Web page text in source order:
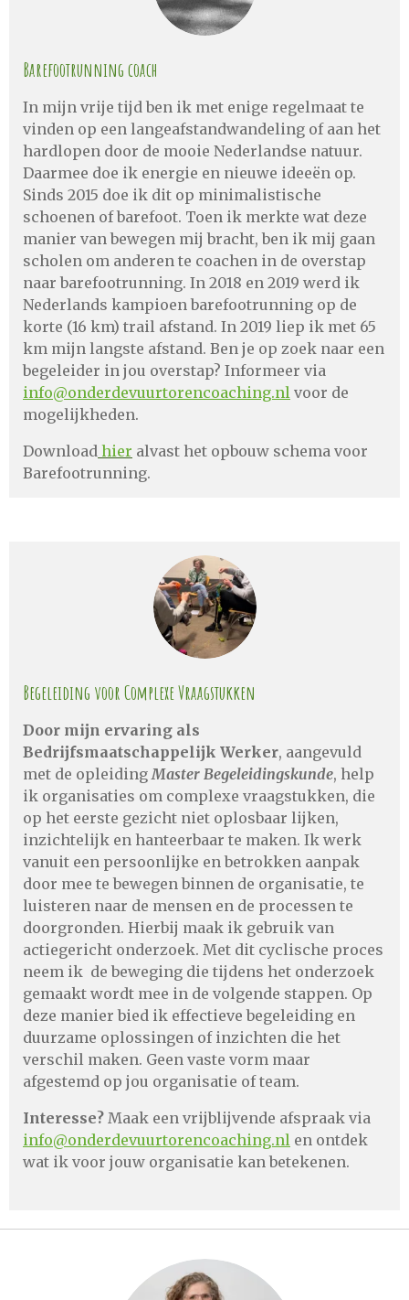
Barefootrunning coach
In mijn vrije tijd ben ik met enige regelmaat te
vinden op een langeafstandwandeling of aan het
hardlopen door de mooie Nederlandse natuur.
Daarmee doe ik energie en nieuwe ideeën op.
Sinds 2015 doe ik dit op minimalistische
schoenen of barefoot. Toen ik merkte wat deze
manier van bewegen mij bracht, ben ik mij gaan
scholen om anderen te coachen in de overstap
naar barefootrunning. In 2018 en 2019 werd ik
Nederlands kampioen barefootrunning op de
korte (16 km) trail afstand. In 2019 liep ik met 65
km mijn langste afstand. Ben je op zoek naar een
begeleider in jou overstap? Informeer via
info@onderdevuurtorencoaching.nl voor de
mogelijkheden.
Download hier alvast het opbouw schema voor
Barefootrunning.
Begeleiding voor Complexe Vraagstukken
Door mijn ervaring als
Bedrijfsmaatschappelijk Werker, aangevuld
met de opleidingMaster Begeleidingskunde, help
ik organisaties om complexe vraagstukken, die
op het eerste gezicht niet oplosbaar lijken,
inzichtelijk en hanteerbaar te maken. Ik werk
vanuit een persoonlijke en betrokken aanpak
door mee te bewegen binnen de organisatie, te
luisteren naar de mensen en de processen te
doorgronden. Hierbij maak ik gebruik van
actiegericht onderzoek. Met dit cyclische proces
neem ik de beweging die tijdens het onderzoek
gemaakt wordt mee in de volgende stappen. Op
deze manier bied ik effectieve begeleiding en
duurzame oplossingen of inzichten die het
verschil maken. Geen vaste vorm maar
afgestemd op jou organisatie of team.
Interesse? Maak een vrijblijvende afspraak via
info@onderdevuurtorencoaching.nl en ontdek
wat ik voor jouw organisatie kan betekenen.